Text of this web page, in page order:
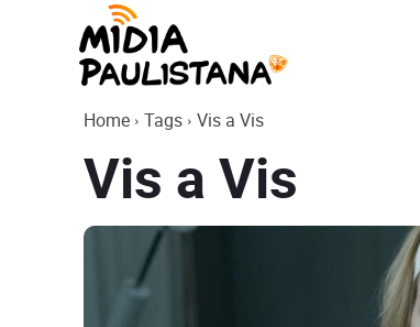
Home Tags Vis a Vis
Vis a Vis